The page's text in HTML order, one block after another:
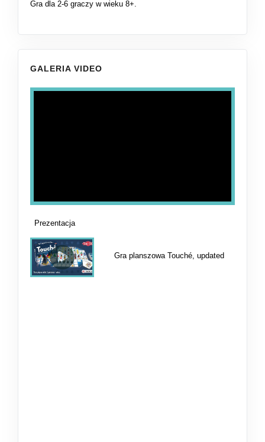
Gra dla 2-6 graczy w wieku 8+.
GALERIA VIDEO
Prezentacja
Gra planszowa Touché, updated